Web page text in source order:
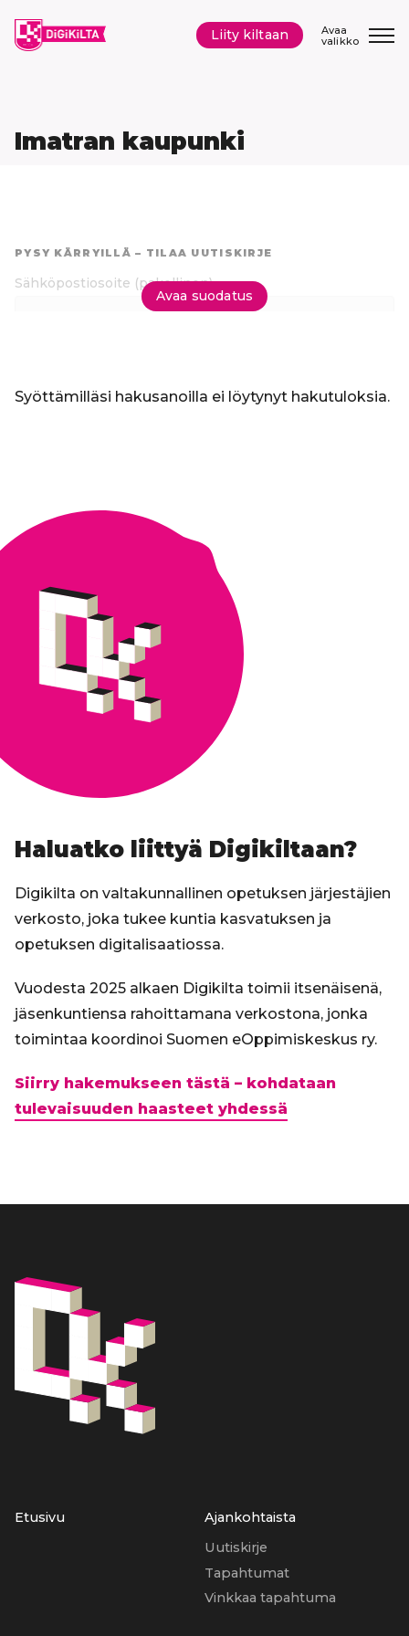
sisältöön
Avaa
valikko
Liity kiltaan
Imatran kaupunki
PYSY KÄRRYILLÄ – TILAA UUTISKIRJE
Sähköpostiosoite (pakollinen)
Avaa suodatus
Syöttämilläsi hakusanoilla ei löytynyt hakutuloksia.
Haluatko liittyä Digikiltaan?
Digikilta on valtakunnallinen opetuksen järjestäjien
verkosto, joka tukee kuntia kasvatuksen ja
opetuksen digitalisaatiossa.
Vuodesta 2025 alkaen Digikilta toimii itsenäisenä,
jäsenkuntiensa rahoittamana verkostona, jonka
toimintaa koordinoi Suomen eOppimiskeskus ry.
Siirry hakemukseen tästä – kohdataan
tulevaisuuden haasteet yhdessä
Etusivu
Ajankohtaista
Uutiskirje
Tapahtumat
Vinkkaa tapahtuma